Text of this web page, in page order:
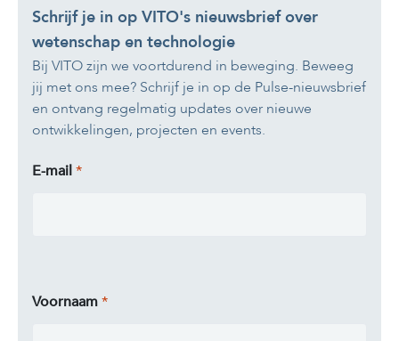
Schrijf je in op VITO's nieuwsbrief over
wetenschap en technologie
Bij VITO zijn we voortdurend in beweging. Beweeg
jij met ons mee? Schrijf je in op de Pulse-nieuwsbrief
en ontvang regelmatig updates over nieuwe
ontwikkelingen, projecten en events.
E-mail
Voornaam